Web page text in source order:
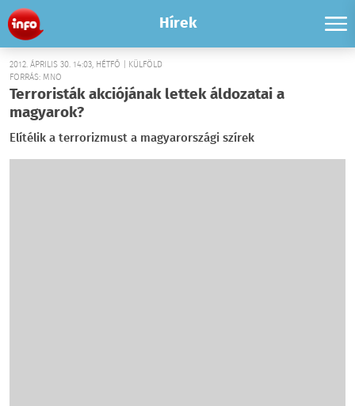
Hírek
2012. ÁPRILIS 30. 14:03, HÉTFŐ | KÜLFÖLD
FORRÁS: MNO
Terroristák akciójának lettek áldozatai a
magyarok?
Elítélik a terrorizmust a magyarországi szírek